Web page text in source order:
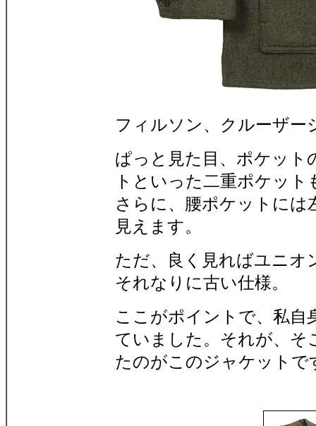
フィルソン、クルーザー
ぱっと見た目、ポケット
トといった二重ポケット
さらに、腰ポケットには
見えます。
ただ、良く見ればユニオ
それなりに古い仕様。
ここがポイントで、私自
ていました。それが、そ
たのがこのジャケットで